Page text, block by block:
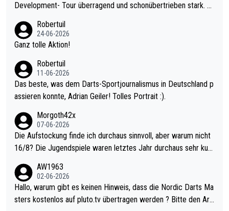
Development- Tour überragend und schonübertrieben stark. U
mal 40+ erst recht. Da gewinnst keinen Blumentopf - ist ja noc
h krasser wie ein Pokalspiel eines Kreisligisten vs einem Bund
Robertuil
24-06-2026
Ganz tolle Aktion!
Robertuil
11-06-2026
Das beste, was dem Darts-Sportjournalismus in Deutschland p
assieren konnte, Adrian Geiler! Tolles Portrait :).
Morgoth42x
07-06-2026
Die Aufstockung finde ich durchaus sinnvoll, aber warum nicht
16/8? Die Jugendspiele waren letztes Jahr durchaus sehr kurz
Allerdings ist Mitchell Lawrie als Nummer 1 der Welt eh qualifi
ziert. Somit ändert die automatische Qualifikation des Weltmei
sters erstmal nichts. Ich denke sie wollen damit für nächstes J
AW1963
02-06-2026
Hallo, warum gibt es keinen Hinweis, dass die Nordic Darts Ma
sters kostenlos auf pluto.tv übertragen werden ? Bitte den Arti